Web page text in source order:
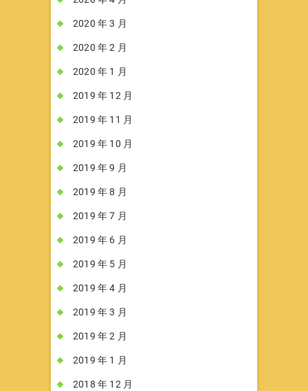
2020 年 3 月
2020 年 2 月
2020 年 1 月
2019 年 12 月
2019 年 11 月
2019 年 10 月
2019 年 9 月
2019 年 8 月
2019 年 7 月
2019 年 6 月
2019 年 5 月
2019 年 4 月
2019 年 3 月
2019 年 2 月
2019 年 1 月
2018 年 12 月